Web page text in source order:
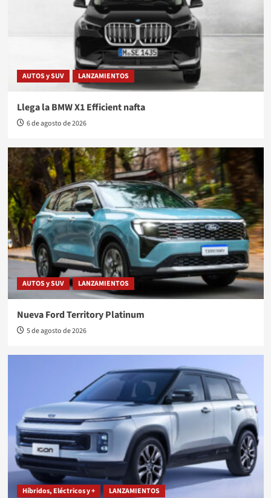
AUTOS y SUV LANZAMIENTOS
Llega la BMW X1 Efficient nafta
6 de agosto de 2026
AUTOS y SUV LANZAMIENTOS
Nueva Ford Territory Platinum
5 de agosto de 2026
Híbridos, Eléctricos y + LANZAMIENTOS